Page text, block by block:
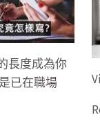
長度成為你
已在職場